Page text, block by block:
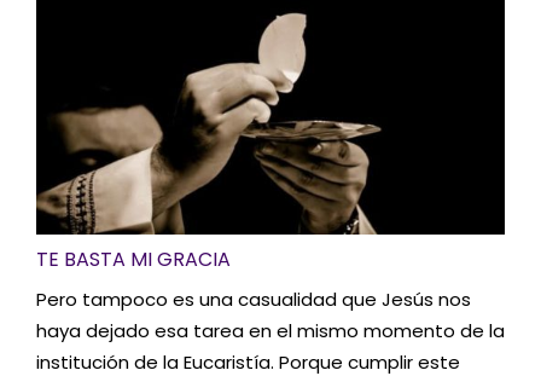
TE BASTA MI GRACIA
Pero tampoco es una casualidad que Jesús nos
haya dejado esa tarea en el mismo momento de la
institución de la Eucaristía. Porque cumplir este